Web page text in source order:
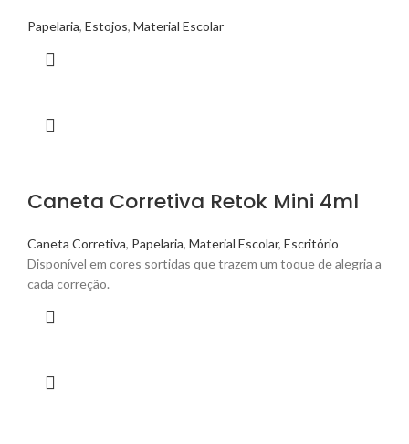
Papelaria, Estojos, Material Escolar
Caneta Corretiva Retok Mini 4ml
Caneta Corretiva, Papelaria, Material Escolar, Escritório
Disponível em cores sortidas que trazem um toque de alegria a
cada correção.